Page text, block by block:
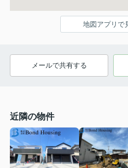
地図アプリで
メールで共有する
近隣の物件